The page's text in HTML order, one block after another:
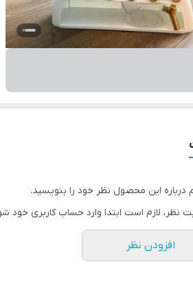
درباره این محصول نظر خود را بنویسید.
نظر، لازم است ابتدا وارد حساب کاربری خود
افزودن نظر